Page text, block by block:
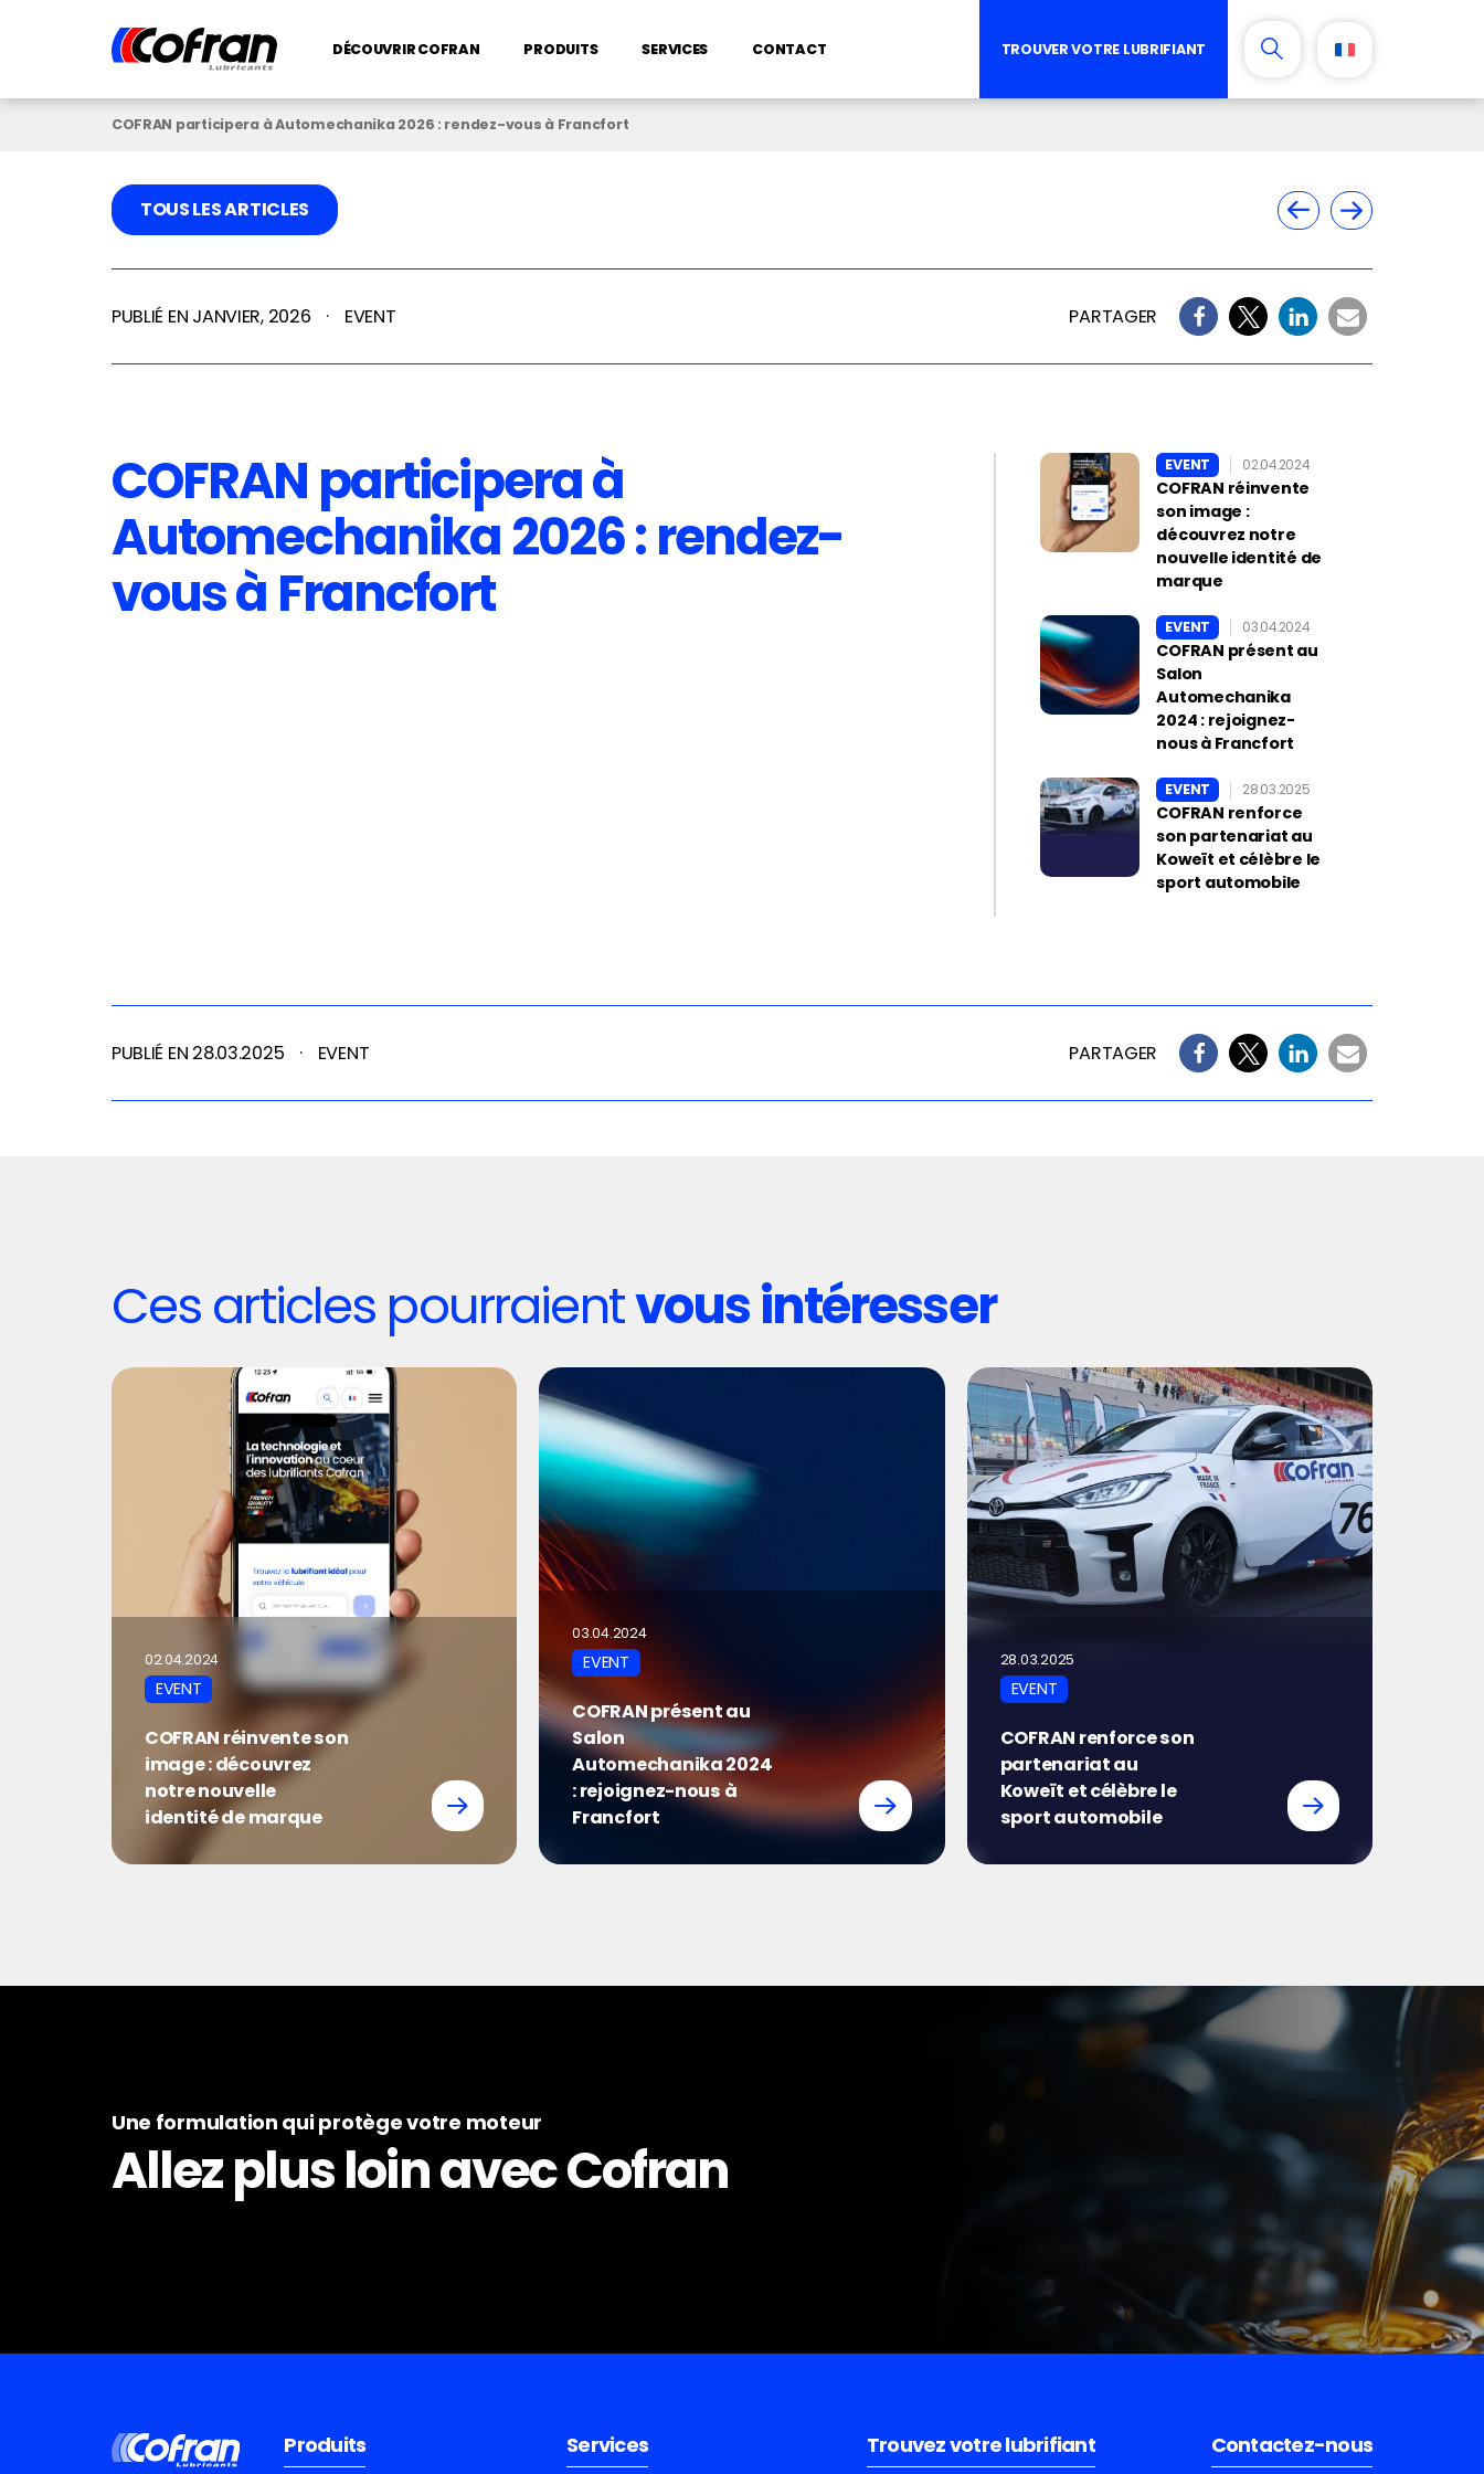
DÉCOUVRIR COFRAN PRODUITS SERVICES CONTACT TROUVER VOTRE LUBRIFIANT
COFRAN participera à Automechanika 2026 : rendez-vous à Francfort
TOUS LES ARTICLES
PUBLIÉ EN JANVIER, 2026 · EVENT PARTAGER
COFRAN participera à
Automechanika 2026 : rendez-
vous à Francfort
EVENT 02.04.2024
COFRAN réinvente
son image :
découvrez notre
nouvelle identité de
marque
EVENT 03.04.2024
COFRAN présent au
Salon
Automechanika
2024 : rejoignez-
nous à Francfort
EVENT 28.03.2025
COFRAN renforce
son partenariat au
Koweït et célèbre le
sport automobile
PUBLIÉ EN 28.03.2025 · EVENT PARTAGER
Ces articles pourraientvous intéresser
02.04.2024
EVENT
COFRAN réinvente son
image : découvrez
notre nouvelle
identité de marque
03.04.2024
EVENT
COFRAN présent au
Salon
Automechanika 2024
: rejoignez-nous à
Francfort
28.03.2025
EVENT
COFRAN renforce son
partenariat au
Koweït et célèbre le
sport automobile
Une formulation qui protège votre moteur
Allez plus loin avec Cofran
Produits Services Trouvez votre lubrifiant Contactez-nous